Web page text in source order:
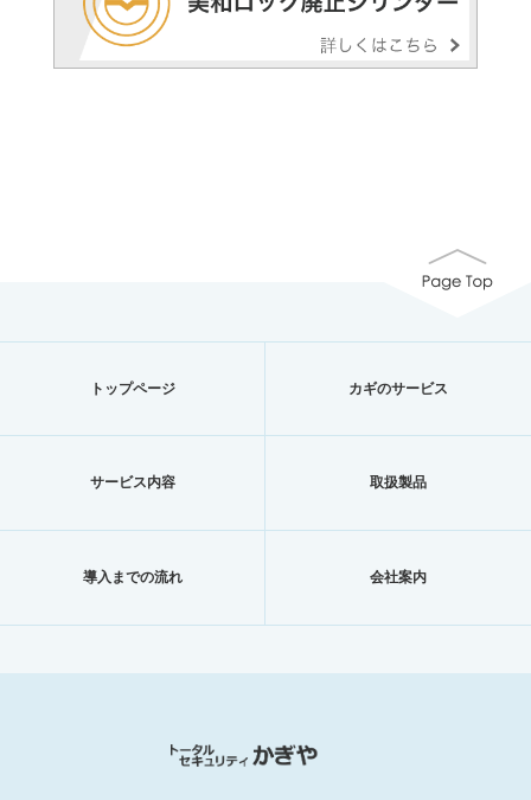
トップページ カギのサービス
サービス内容 取扱製品
導入までの流れ 会社案内